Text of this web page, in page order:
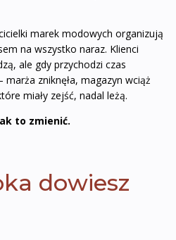
marek modowych organizują
na wszystko naraz. Klienci
ale gdy przychodzi czas
zniknęła, magazyn wciąż
miały zejść, nadal leżą.
to zmienić.
dowiesz